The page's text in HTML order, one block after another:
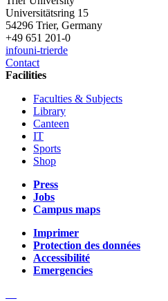
Universitätsring 15
54296 Trier, Germany
+49 651 201-0
infouni-trierde
Contact
Facilities
Faculties & Subjects
Library
Canteen
IT
Sports
Shop
Press
Jobs
Campus maps
Imprimer
Protection des données
Accessibilité
Emergencies